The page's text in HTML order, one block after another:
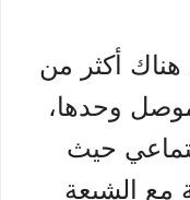
هناك أكثر من
وحدها،
حيث
مع الشيعة